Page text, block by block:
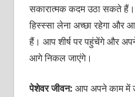
सकारात्‍मक कदम उठा सकते हैं।
हिस्‍स्‍सा लेना अच्‍छा रहेगा
हैं। आप शीर्ष पर पहुंचेंगे और
आगे निकल जाएंगे।
पेशेवर जीवन: आप अपने काम में